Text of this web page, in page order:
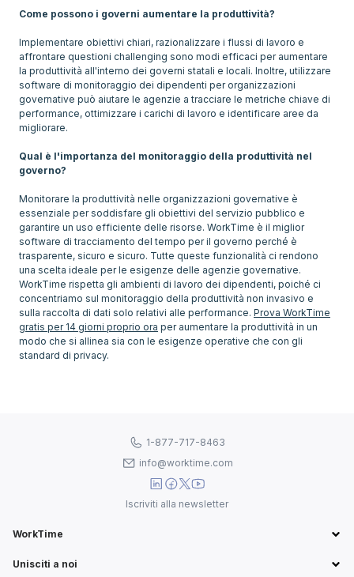
Come possono i governi aumentare la produttività?
Implementare obiettivi chiari, razionalizzare i flussi di lavoro e
affrontare questioni challenging sono modi efficaci per aumentare
la produttività all'interno dei governi statali e locali. Inoltre, utilizzare
software di monitoraggio dei dipendenti per organizzazioni
governative può aiutare le agenzie a tracciare le metriche chiave di
performance, ottimizzare i carichi di lavoro e identificare aree da
migliorare.
Qual è l'importanza del monitoraggio della produttività nel
governo?
Monitorare la produttività nelle organizzazioni governative è
essenziale per soddisfare gli obiettivi del servizio pubblico e
garantire un uso efficiente delle risorse. WorkTime è il miglior
software di tracciamento del tempo per il governo perché è
trasparente, sicuro e sicuro. Tutte queste funzionalità ci rendono
una scelta ideale per le esigenze delle agenzie governative.
WorkTime rispetta gli ambienti di lavoro dei dipendenti, poiché ci
concentriamo sul monitoraggio della produttività non invasivo e
sulla raccolta di dati solo relativi alle performance. Prova WorkTime
gratis per 14 giorni proprio ora per aumentare la produttività in un
modo che si allinea sia con le esigenze operative che con gli
WorkTime
Unisciti a noi
1-877-717-8463
info@worktime.com
Iscriviti alla newsletter